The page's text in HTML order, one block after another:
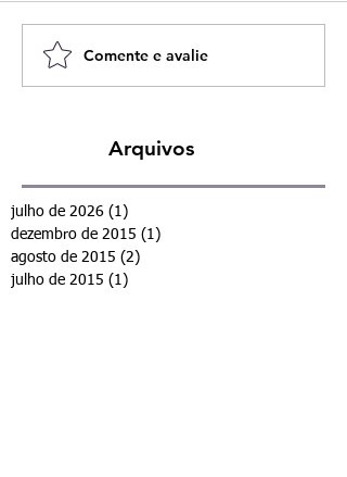
Comente e avalie
Arquivos
julho de 2026 (1)
dezembro de 2015 (1)
agosto de 2015 (2)
julho de 2015 (1)